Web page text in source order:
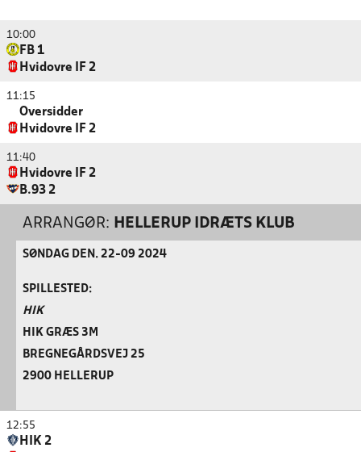
10:00
FB 1
Hvidovre IF 2
11:15
Oversidder
Hvidovre IF 2
11:40
Hvidovre IF 2
B.93 2
ARRANGØR: HELLERUP IDRÆTS KLUB
SØNDAG DEN. 22-09 2024
SPILLESTED:
HIK
HIK GRÆS 3M
BREGNEGÅRDSVEJ 25
2900 HELLERUP
12:55
HIK 2